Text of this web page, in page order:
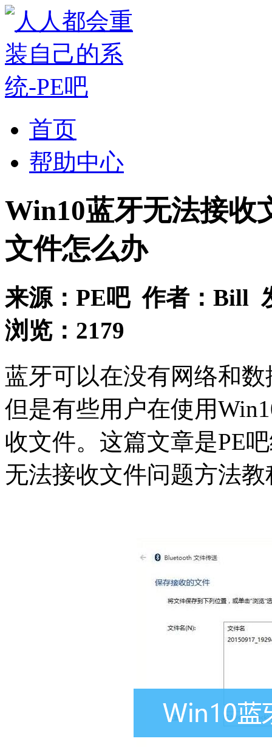
首页
帮助中心
Win10蓝牙无法接收
文件怎么办
来源： PE吧作者： Bill
浏览： 2179
蓝牙可以在没有网络和
但是有些用户在使用
收文件。这篇文章是PE
无法接收文件问题方法教